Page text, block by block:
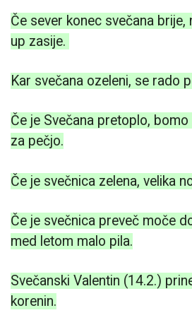
Če sever konec svečana brije,
up zasije.
Kar svečana ozeleni, se rado
Če je Svečana pretoplo,
za pečjo.
Če je svečnica zelena, velika
Če je svečnica preveč moče
med letom malo pila.
Svečanski Valentin (14.2.)
korenin.